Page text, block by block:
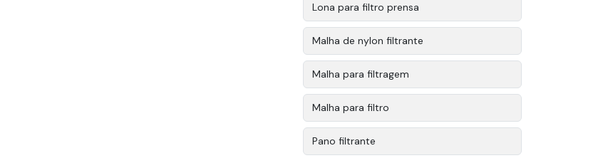
Lona para filtro prensa
Malha de nylon filtrante
Malha para filtragem
Malha para filtro
Pano filtrante